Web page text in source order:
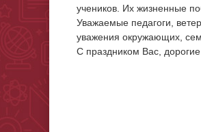
учеников. Их жизненные
Уважаемые педагоги,
уважения окружающих,
С праздником Вас, дорогие